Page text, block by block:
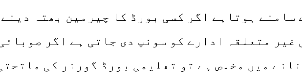
سامنے ہوتاہے اگر کسی بورڈ کا چیرمین بھتہ
متعلقہ ادارے کو سونپ دی جاتی ہے اگر
میں مخلص ہے تو تعلیمی بورڈ گورنر کی